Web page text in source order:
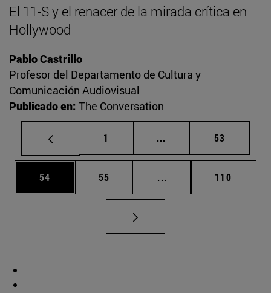
El 11-S y el renacer de la mirada crítica en
Hollywood
Pablo Castrillo
Profesor del Departamento de Cultura y
Comunicación Audiovisual
Publicado en: The Conversation
Página
1 ... Páginas intermedias
Página
53
Página
54 Página
55 ... Páginas intermedias
Página
110